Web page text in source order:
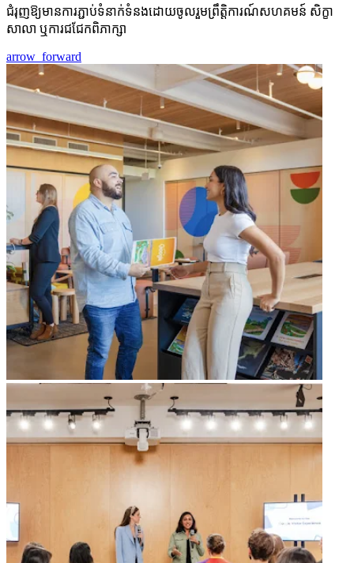
ជំរុញឱ្យមានការភ្ជាប់ទំនាក់ទំនងដោយចូលរួមព្រឹត្តិការណ៍សហគមន៍ សិក្ខា
សាលា ឬការជជែកពិភាក្សា
arrow_forward